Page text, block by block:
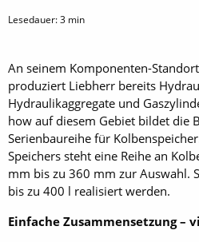
Lesedauer:3 min
An seinem Komponenten-
produziert Liebherr bereits
Hydraulikaggregate und
how auf diesem Gebiet bildet die
Serienbaureihe für
Speichers steht eine Reihe an
mm bis zu 360 mm zur Auswahl.
bis zu 400 l realisiert werden.
Einfache Zusammensetzung –